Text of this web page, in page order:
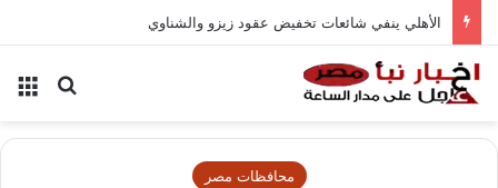
الأهلي ينفي شائعات تخفيض عقود زيزو والشناوي
بحث
محافظات مصر